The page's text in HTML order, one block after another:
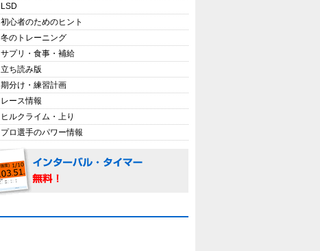
LSD
初心者のためのヒント
冬のトレーニング
サプリ・食事・補給
立ち読み版
期分け・練習計画
レース情報
ヒルクライム・上り
プロ選手のパワー情報